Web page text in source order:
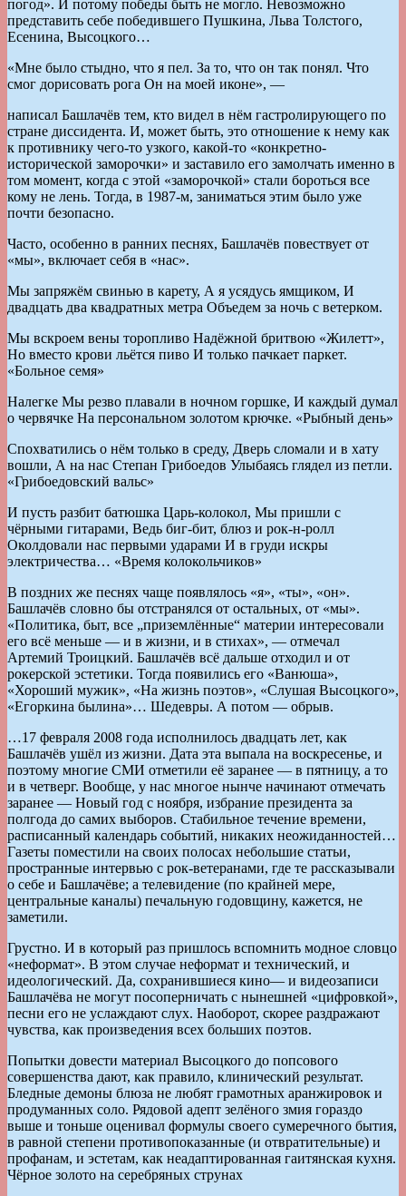
погод». И потому победы быть не могло. Невозможно
представить себе победившего Пушкина, Льва Толстого,
Есенина, Высоцкого…
«Мне было стыдно, что я пел. За то, что он так понял. Что
смог дорисовать рога Он на моей иконе», —
написал Башлачёв тем, кто видел в нём гастролирующего по
стране диссидента. И, может быть, это отношение к нему как
к противнику чего-то узкого, какой-то «конкретно-
исторической заморочки» и заставило его замолчать именно в
том момент, когда с этой «заморочкой» стали бороться все
кому не лень. Тогда, в 1987-м, заниматься этим было уже
почти безопасно.
Часто, особенно в ранних песнях, Башлачёв повествует от
«мы», включает себя в «нас».
Мы запряжём свинью в карету, А я усядусь ямщиком, И
двадцать два квадратных метра Объедем за ночь с ветерком.
Мы вскроем вены торопливо Надёжной бритвою «Жилетт»,
Но вместо крови льётся пиво И только пачкает паркет.
«Больное семя»
Налегке Мы резво плавали в ночном горшке, И каждый думал
о червячке На персональном золотом крючке. «Рыбный день»
Спохватились о нём только в среду, Дверь сломали и в хату
вошли, А на нас Степан Грибоедов Улыбаясь глядел из петли.
«Грибоедовский вальс»
И пусть разбит батюшка Царь-колокол, Мы пришли с
чёрными гитарами, Ведь биг-бит, блюз и рок-н-ролл
Околдовали нас первыми ударами И в груди искры
электричества… «Время колокольчиков»
В поздних же песнях чаще появлялось «я», «ты», «он».
Башлачёв словно бы отстранялся от остальных, от «мы».
«Политика, быт, все „приземлённые“ материи интересовали
его всё меньше — и в жизни, и в стихах», — отмечал
Артемий Троицкий. Башлачёв всё дальше отходил и от
рокерской эстетики. Тогда появились его «Ванюша»,
«Хороший мужик», «На жизнь поэтов», «Слушая Высоцкого»,
«Егоркина былина»… Шедевры. А потом — обрыв.
…17 февраля 2008 года исполнилось двадцать лет, как
Башлачёв ушёл из жизни. Дата эта выпала на воскресенье, и
поэтому многие СМИ отметили её заранее — в пятницу, а то
и в четверг. Вообще, у нас многое нынче начинают отмечать
заранее — Новый год с ноября, избрание президента за
полгода до самих выборов. Стабильное течение времени,
расписанный календарь событий, никаких неожиданностей…
Газеты поместили на своих полосах небольшие статьи,
пространные интервью с рок-ветеранами, где те рассказывали
о себе и Башлачёве; а телевидение (по крайней мере,
центральные каналы) печальную годовщину, кажется, не
заметили.
Грустно. И в который раз пришлось вспомнить модное словцо
«неформат». В этом случае неформат и технический, и
идеологический. Да, сохранившиеся кино— и видеозаписи
Башлачёва не могут посоперничать с нынешней «цифровкой»,
песни его не услаждают слух. Наоборот, скорее раздражают
чувства, как произведения всех больших поэтов.
Попытки довести материал Высоцкого до попсового
совершенства дают, как правило, клинический результат.
Бледные демоны блюза не любят грамотных аранжировок и
продуманных соло. Рядовой адепт зелёного змия гораздо
выше и тоньше оценивал формулы своего сумеречного бытия,
в равной степени противопоказанные (и отвратительные) и
профанам, и эстетам, как неадаптированная гаитянская кухня.
Чёрное золото на серебряных струнах